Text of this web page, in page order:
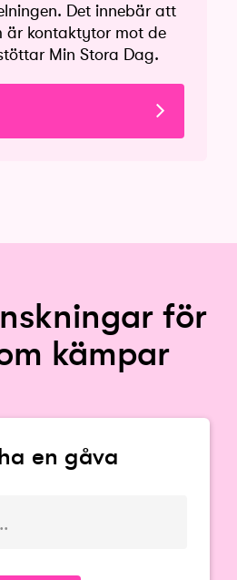
Det innebär att
är kontaktytor mot de
Min Stora Dag.
för
kämpar
en gåva